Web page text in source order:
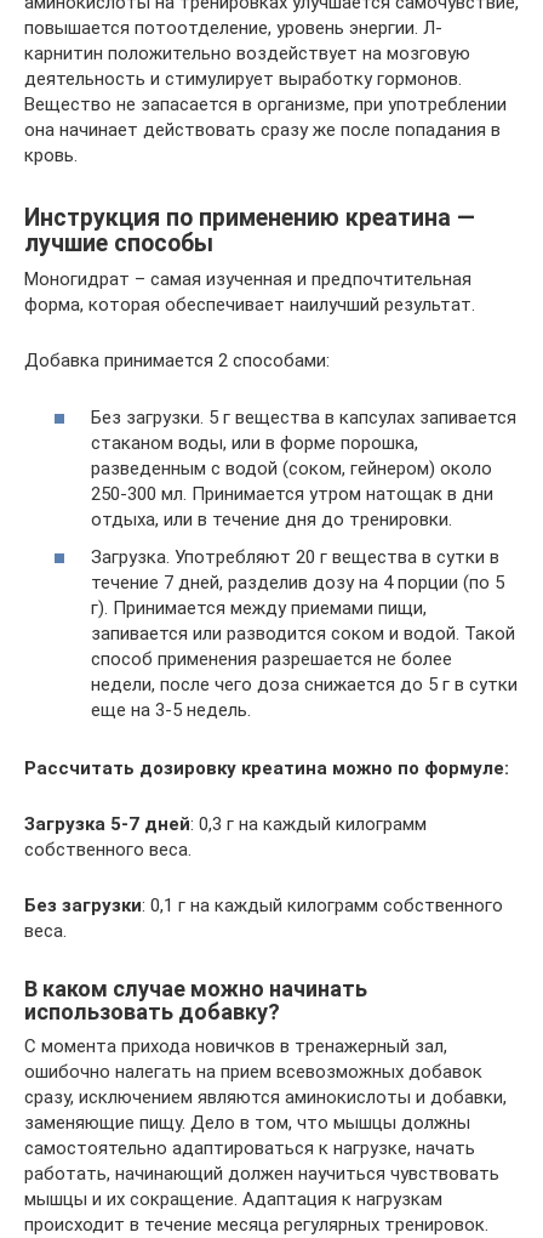
повышается потоотделение, уровень энергии. Л-
карнитин положительно воздействует на мозговую
деятельность и стимулирует выработку гормонов.
Вещество не запасается в организме, при употреблении
она начинает действовать сразу же после попадания в
кровь.
Инструкция по применению креатина —
лучшие способы
Моногидрат – самая изученная и предпочтительная
форма, которая обеспечивает наилучший результат.
Добавка принимается 2 способами:
Без загрузки. 5 г вещества в капсулах запивается
стаканом воды, или в форме порошка,
разведенным с водой (соком, гейнером) около
250-300 мл. Принимается утром натощак в дни
отдыха, или в течение дня до тренировки.
Загрузка. Употребляют 20 г вещества в сутки в
течение 7 дней, разделив дозу на 4 порции (по 5
г). Принимается между приемами пищи,
запивается или разводится соком и водой. Такой
способ применения разрешается не более
недели, после чего доза снижается до 5 г в сутки
еще на 3-5 недель.
Рассчитать дозировку креатина можно по формуле:
Загрузка 5-7 дней: 0,3 г на каждый килограмм
собственного веса.
Без загрузки: 0,1 г на каждый килограмм собственного
веса.
В каком случае можно начинать
использовать добавку?
С момента прихода новичков в тренажерный зал,
ошибочно налегать на прием всевозможных добавок
сразу, исключением являются аминокислоты и добавки,
заменяющие пищу. Дело в том, что мышцы должны
самостоятельно адаптироваться к нагрузке, начать
работать, начинающий должен научиться чувствовать
мышцы и их сокращение. Адаптация к нагрузкам
происходит в течение месяца регулярных тренировок.